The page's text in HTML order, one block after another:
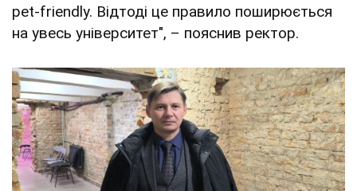
рet-friendly. Відтоді це правило поширюється
на увесь університет", – пояснив ректор.